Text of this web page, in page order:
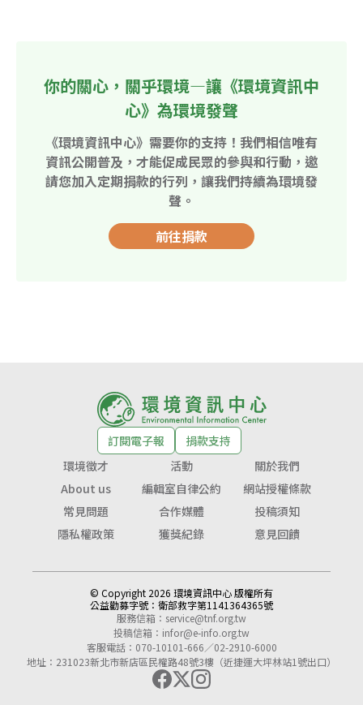
你的關心，關乎環境—讓《環境資訊中
心》為環境發聲
《環境資訊中心》需要你的支持！我們相信唯有
資訊公開普及，才能促成民眾的參與和行動，邀
請您加入定期捐款的行列，讓我們持續為環境發
聲。
前往捐款
訂閱電子報
捐款支持
環境徵才
活動
關於我們
About us
編輯室自律公約
網站授權條款
常見問題
合作媒體
投稿須知
隱私權政策
獲獎紀錄 意見回饋
© Copyright 2026 環境資訊中心 版權所有
公益勸募字號： 衛部救字第1141364365號
服務信箱： service@tnf.org.tw
投稿信箱： infor@e-info.org.tw
客服電話：070-10101-666／02-2910-6000
地址：231023新北市新店區民權路48號3樓（近捷運大坪林站1號出口）